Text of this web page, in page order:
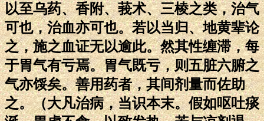
以至乌药、香附、莪术、三棱之类，治气
可也，治血亦可也。若以当归、地黄辈论
之，施之血证无以逾此。然其性缠滞，每
于胃气有亏焉。胃气既亏，则五脏六腑之
气亦馁矣。善用药者，其间剂量而佐助
之。（大凡治病，当识本末。假如呕吐痰